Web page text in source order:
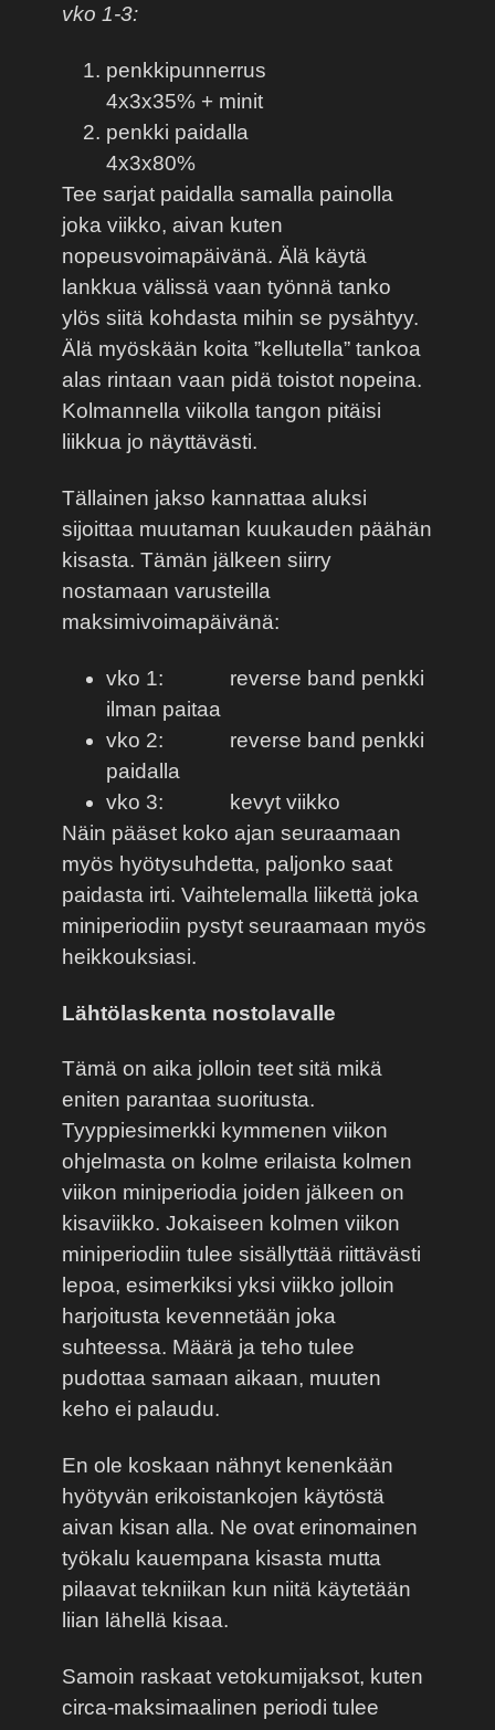
vko 1-3:
penkkipunnerrus
4x3x35% + minit
penkki paidalla
4x3x80%
Tee sarjat paidalla samalla painolla
joka viikko, aivan kuten
nopeusvoimapäivänä. Älä käytä
lankkua välissä vaan työnnä tanko
ylös siitä kohdasta mihin se pysähtyy.
Älä myöskään koita ”kellutella” tankoa
alas rintaan vaan pidä toistot nopeina.
Kolmannella viikolla tangon pitäisi
liikkua jo näyttävästi.
Tällainen jakso kannattaa aluksi
sijoittaa muutaman kuukauden päähän
kisasta. Tämän jälkeen siirry
nostamaan varusteilla
maksimivoimapäivänä:
vko 1:
reverse band penkki
ilman paitaa
vko 2:
reverse band penkki
paidalla
vko 3:
kevyt viikko
Näin pääset koko ajan seuraamaan
myös hyötysuhdetta, paljonko saat
paidasta irti. Vaihtelemalla liikettä joka
miniperiodiin pystyt seuraamaan myös
heikkouksiasi.
Lähtölaskenta nostolavalle
Tämä on aika jolloin teet sitä mikä
eniten parantaa suoritusta.
Tyyppiesimerkki kymmenen viikon
ohjelmasta on kolme erilaista kolmen
viikon miniperiodia joiden jälkeen on
kisaviikko. Jokaiseen kolmen viikon
miniperiodiin tulee sisällyttää riittävästi
lepoa, esimerkiksi yksi viikko jolloin
harjoitusta kevennetään joka
suhteessa. Määrä ja teho tulee
pudottaa samaan aikaan, muuten
keho ei palaudu.
En ole koskaan nähnyt kenenkään
hyötyvän erikoistankojen käytöstä
aivan kisan alla. Ne ovat erinomainen
työkalu kauempana kisasta mutta
pilaavat tekniikan kun niitä käytetään
liian lähellä kisaa.
Samoin raskaat vetokumijaksot, kuten
circa-maksimaalinen periodi tulee